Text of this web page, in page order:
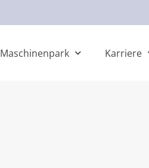
Maschinenpark Karriere